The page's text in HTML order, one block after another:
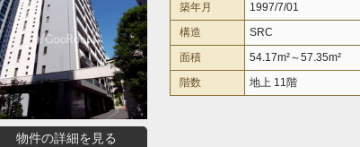
物件の詳細を見る
築年月
1997/7/01
構造
SRC
面積
54.17m²～57.35m²
階数
地上 11階